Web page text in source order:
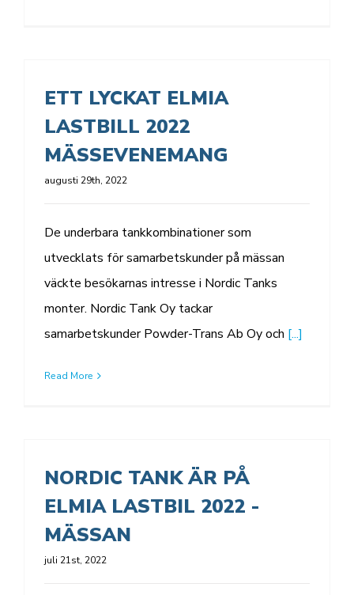
ETT LYCKAT ELMIA
LASTBILL 2022
MÄSSEVENEMANG
augusti 29th, 2022
De underbara tankkombinationer som
utvecklats för samarbetskunder på mässan
väckte besökarnas intresse i Nordic Tanks
monter. Nordic Tank Oy tackar
samarbetskunder Powder-Trans Ab Oy och [...]
Read More
NORDIC TANK ÄR PÅ
ELMIA LASTBIL 2022 -
MÄSSAN
juli 21st, 2022